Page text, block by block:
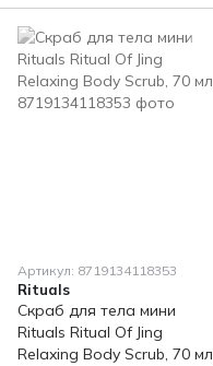
Артикул: 8719134118353
Rituals
Скраб для тела мини
Rituals Ritual Of Jing
Relaxing Body Scrub, 70 мл